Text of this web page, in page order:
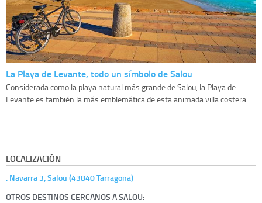
La Playa de Levante, todo un símbolo de Salou
Considerada como la playa natural más grande de Salou, la Playa de
Levante es también la más emblemática de esta animada villa costera.
LOCALIZACIÓN
. Navarra 3, Salou (43840 Tarragona)
OTROS DESTINOS CERCANOS A SALOU: